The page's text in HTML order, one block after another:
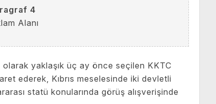
4
Alanı
yaklaşık üç ay önce seçilen KKTC
ederek, Kıbrıs meselesinde iki devletli
statü konularında görüş alışverişinde